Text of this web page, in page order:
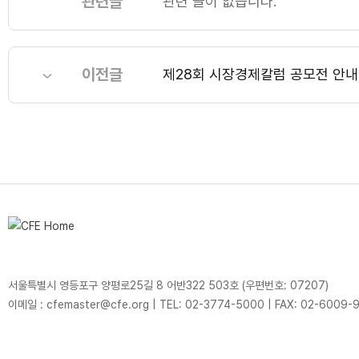
이전글 제28회 시장경제칼럼 공모전 안내
서울특별시 영등포구 양평로25길 8 어반322 503호 (우편번호: 07207)
이메일 : cfemaster@cfe.org
TEL: 02-3774-5000 FAX: 02-6009-